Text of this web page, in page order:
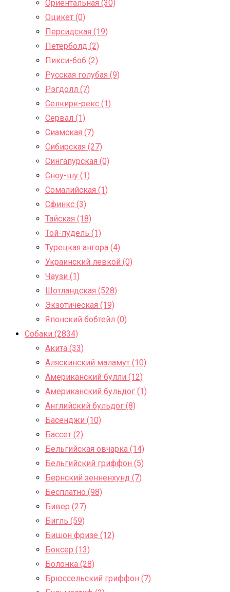
Ориентальная (30)
Оцикет (0)
Персидская (19)
Петерболд (2)
Пикси-боб (2)
Русская голубая (9)
Рэгдолл (7)
Селкирк-рекс (1)
Сервал (1)
Сиамская (7)
Сибирская (27)
Сингапурская (0)
Сноу-шу (1)
Сомалийская (1)
Сфинкс (3)
Тайская (18)
Той-пудель (1)
Турецкая ангора (4)
Украинский левкой (0)
Чаузи (1)
Шотландская (528)
Экзотическая (19)
Японский бобтейл (0)
Собаки (2834)
Акита (33)
Аляскинский маламут (10)
Американский булли (12)
Американский бульдог (1)
Английский бульдог (8)
Басенджи (10)
Бассет (2)
Бельгийская овчарка (14)
Бельгийский гриффон (5)
Бернский зенненхунд (7)
Бесплатно (98)
Бивер (27)
Бигль (59)
Бишон фризе (12)
Боксер (13)
Болонка (28)
Брюссельский гриффон (7)